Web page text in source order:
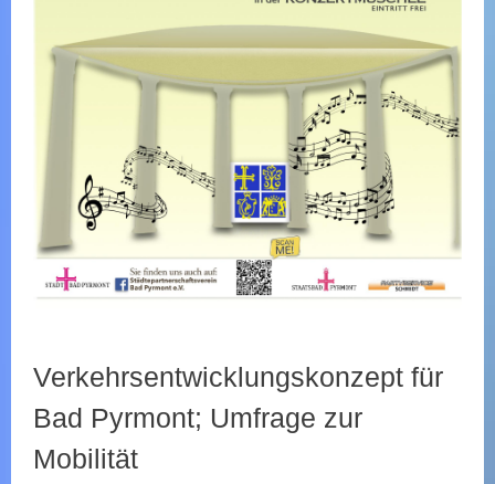
Verkehrsentwicklungskonzept für
Bad Pyrmont; Umfrage zur
Mobilität